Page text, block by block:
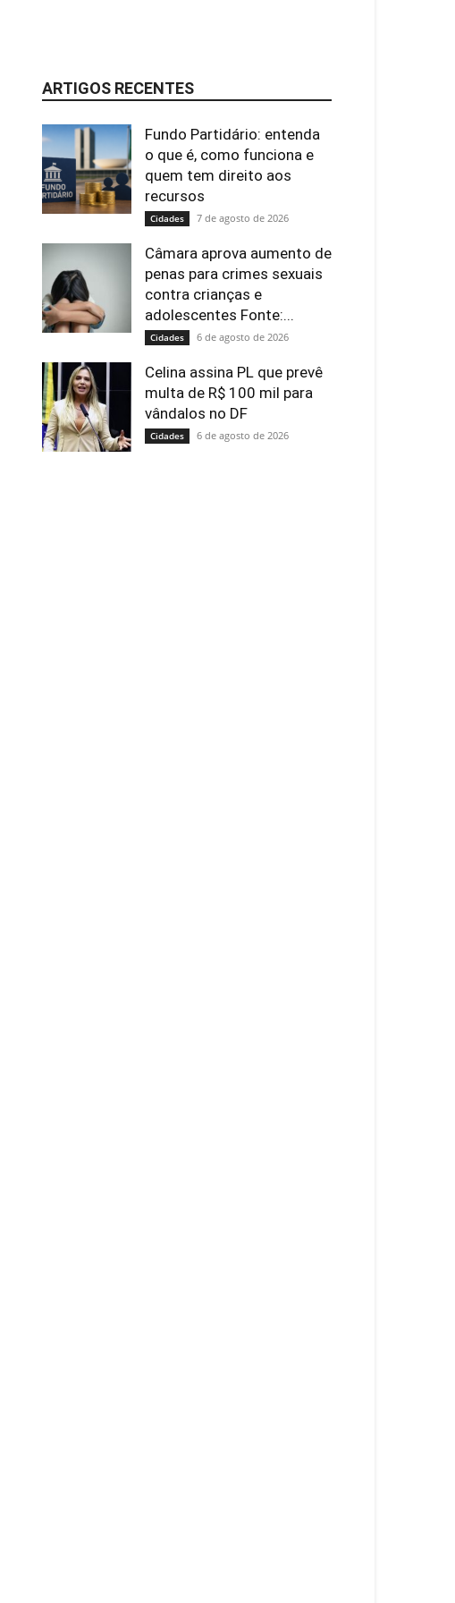
ARTIGOS RECENTES
Fundo Partidário: entenda
o que é, como funciona e
quem tem direito aos
recursos
Cidades 7 de agosto de 2026
Câmara aprova aumento de
penas para crimes sexuais
contra crianças e
adolescentes Fonte:...
Cidades 6 de agosto de 2026
Celina assina PL que prevê
multa de R$ 100 mil para
vândalos no DF
Cidades 6 de agosto de 2026